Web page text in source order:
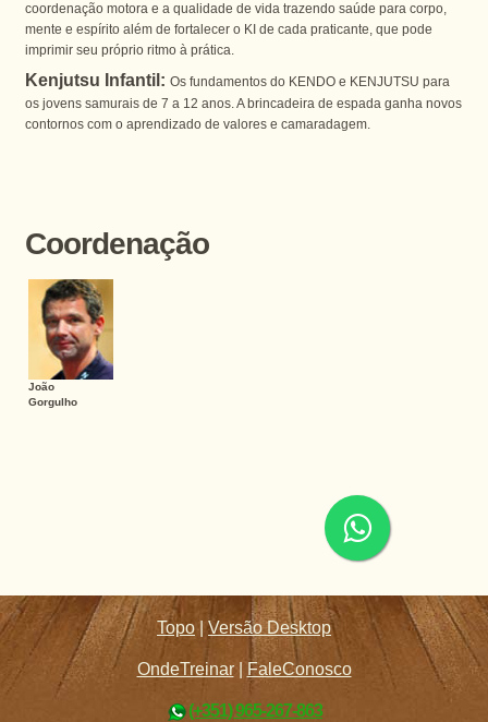
coordenação motora e a qualidade de vida trazendo saúde para corpo,
mente e espírito além de fortalecer o KI de cada praticante, que pode
imprimir seu próprio ritmo à prática.
Kenjutsu Infantil: Os fundamentos do KENDO e KENJUTSU para
os jovens samurais de 7 a 12 anos. A brincadeira de espada ganha novos
contornos com o aprendizado de valores e camaradagem.
Coordenação
João
Gorgulho
Topo |Versão Desktop
OndeTreinar| FaleConosco
(+351) 965-267-863